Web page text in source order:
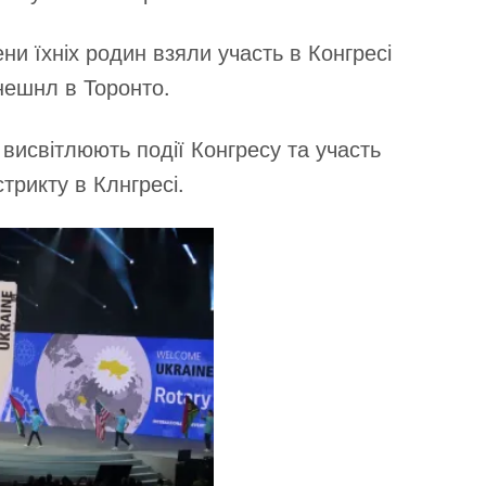
їхніх родин взяли участь в Конгресі
в Торонто.
події Конгресу та участь
в Клнгресі.